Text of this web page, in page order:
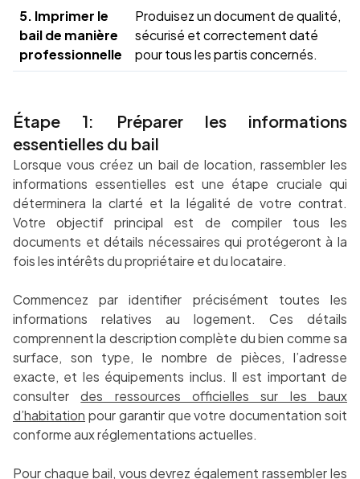
5. Imprimer le
bail de manière
professionnelle
Produisez un document de qualité,
sécurisé et correctement daté
pour tous les partis concernés.
Étape 1: Préparer les informations
essentielles du bail
Lorsque vous créez un bail de location, rassembler les
informations essentielles est une étape cruciale qui
déterminera la clarté et la légalité de votre contrat.
Votre objectif principal est de compiler tous les
documents et détails nécessaires qui protégeront à la
fois les intérêts du propriétaire et du locataire.
Commencez par identifier précisément toutes les
informations relatives au logement. Ces détails
comprennent la description complète du bien comme sa
surface, son type, le nombre de pièces, l’adresse
exacte, et les équipements inclus. Il est important de
consulterdes ressources officielles sur les baux
d’habitation pour garantir que votre documentation soit
conforme aux réglementations actuelles.
Pour chaque bail, vous devrez également rassembler les